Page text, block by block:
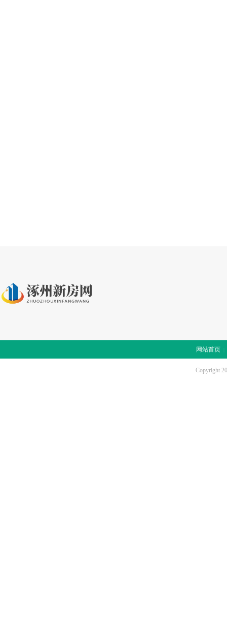
网站首页
Copyright